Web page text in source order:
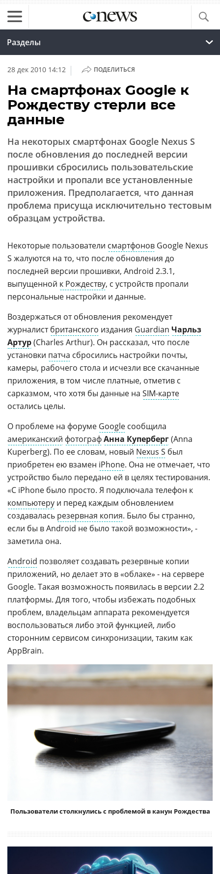
Разделы
28 дек 2010 14:12 | ПОДЕЛИТЬСЯ
На смартфонах Google к
Рождеству стерли все
данные
На некоторых смартфонах Google Nexus S
после обновления до последней версии
прошивки сбросились пользовательские
настройки и пропали все установленные
приложения. Предполагается, что данная
проблема присуща исключительно тестовым
образцам устройства.
Некоторые пользователи смартфонов Google Nexus
S жалуются на то, что после обновления до
последней версии прошивки, Android 2.3.1,
выпущенной к Рождеству, с устройств пропали
персональные настройки и данные.
Воздержаться от обновления рекомендует
журналистбританского издания Guardian Чарльз
Артур(Charles Arthur). Он рассказал, что после
установки патча сбросились настройки почты,
камеры, рабочего стола и исчезли все скачанные
приложения, в том числе платные, отметив с
сарказмом, что хотя бы данные на SIM-карте
остались целы.
О проблеме на форуме Google сообщила
американский фотографАнна Куперберг(Anna
Kuperberg). По ее словам, новый Nexus S был
приобретен ею взамен iPhone. Она не отмечает, что
устройство было передано ей в целях тестирования.
«С iPhone было просто. Я подключала телефон к
компьютеру и перед каждым обновлением
создавалась резервная копия. Было бы странно,
если бы в Android не было такой возможности», -
заметила она.
Android позволяет создавать резервные копии
приложений, но делает это в «облаке» - на сервере
Google. Такая возможность появилась в версии 2.2
платформы. Для того, чтобы избежать подобных
проблем, владельцам аппарата рекомендуется
воспользоваться либо этой функцией, либо
сторонним сервисом синхронизации, таким как
AppBrain.
Пользователи столкнулись с проблемой в канун Рождества